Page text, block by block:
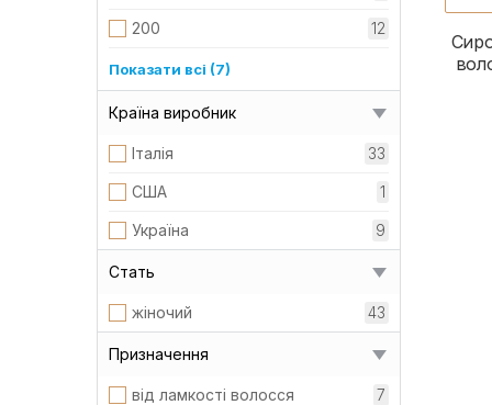
світле 3
200 12
250
300 1
50 1
500 1
70 1
Показати всі (7)
Країна виробник
Італія 33
США 1
Україна 9
Стать
жіночий 43
Призначення
від ламкості волосся 7